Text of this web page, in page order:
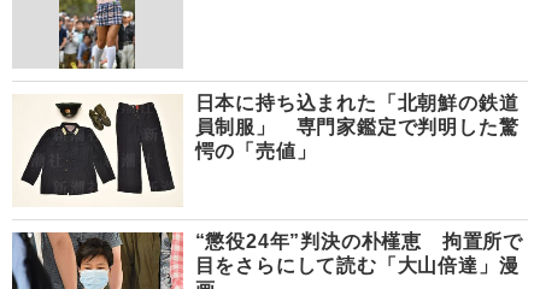
日本に持ち込まれた「北朝鮮の鉄道
員制服」 専門家鑑定で判明した驚
愕の「売値」
“懲役24年”判決の朴槿恵 拘置所で
目をさらにして読む「大山倍達」漫